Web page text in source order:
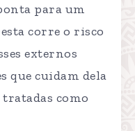
para um
corre o risco
externos
que cuidam dela
tratadas como